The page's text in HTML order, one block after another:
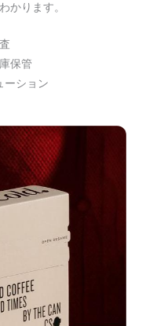
かります。
保管
ーション